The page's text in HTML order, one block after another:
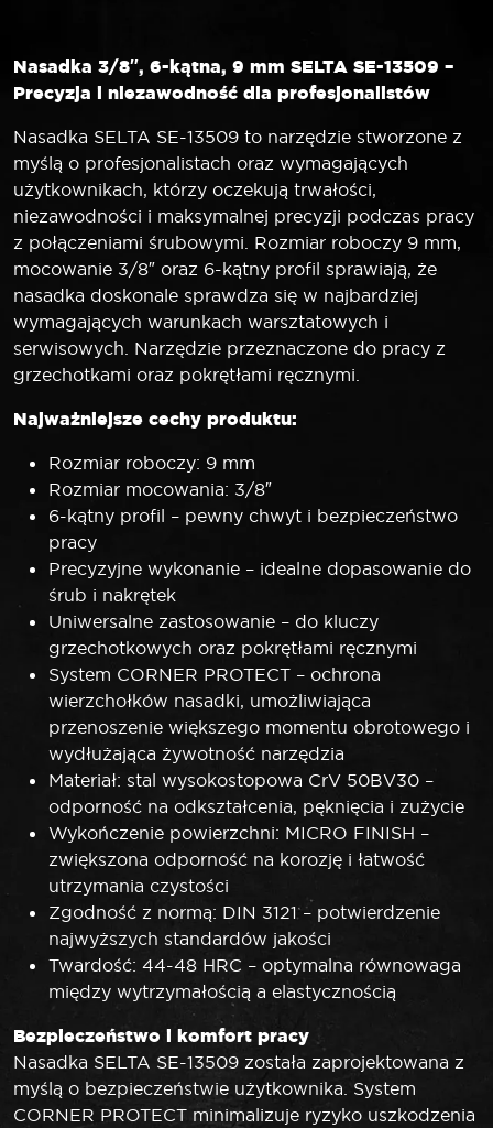
Nasadka 3/8″, 6-kątna, 9 mm SELTA SE-13509 –
Precyzja i niezawodność dla profesjonalistów
Nasadka SELTA SE-13509 to narzędzie stworzone z
myślą o profesjonalistach oraz wymagających
użytkownikach, którzy oczekują trwałości,
niezawodności i maksymalnej precyzji podczas pracy
z połączeniami śrubowymi. Rozmiar roboczy 9 mm,
mocowanie 3/8″ oraz 6-kątny profil sprawiają, że
nasadka doskonale sprawdza się w najbardziej
wymagających warunkach warsztatowych i
serwisowych. Narzędzie przeznaczone do pracy z
grzechotkami oraz pokrętłami ręcznymi.
Najważniejsze cechy produktu:
Rozmiar roboczy: 9 mm
Rozmiar mocowania: 3/8″
6-kątny profil – pewny chwyt i bezpieczeństwo
pracy
Precyzyjne wykonanie – idealne dopasowanie do
śrub i nakrętek
Uniwersalne zastosowanie – do kluczy
grzechotkowych oraz pokrętłami ręcznymi
System CORNER PROTECT – ochrona
wierzchołków nasadki, umożliwiająca
przenoszenie większego momentu obrotowego i
wydłużająca żywotność narzędzia
Materiał: stal wysokostopowa CrV 50BV30 –
odporność na odkształcenia, pęknięcia i zużycie
Wykończenie powierzchni: MICRO FINISH –
zwiększona odporność na korozję i łatwość
utrzymania czystości
Zgodność z normą: DIN 3121 – potwierdzenie
najwyższych standardów jakości
Twardość: 44-48 HRC – optymalna równowaga
między wytrzymałością a elastycznością
Bezpieczeństwo i komfort pracy
Nasadka SELTA SE-13509 została zaprojektowana z
myślą o bezpieczeństwie użytkownika. System
CORNER PROTECT minimalizuje ryzyko uszkodzenia